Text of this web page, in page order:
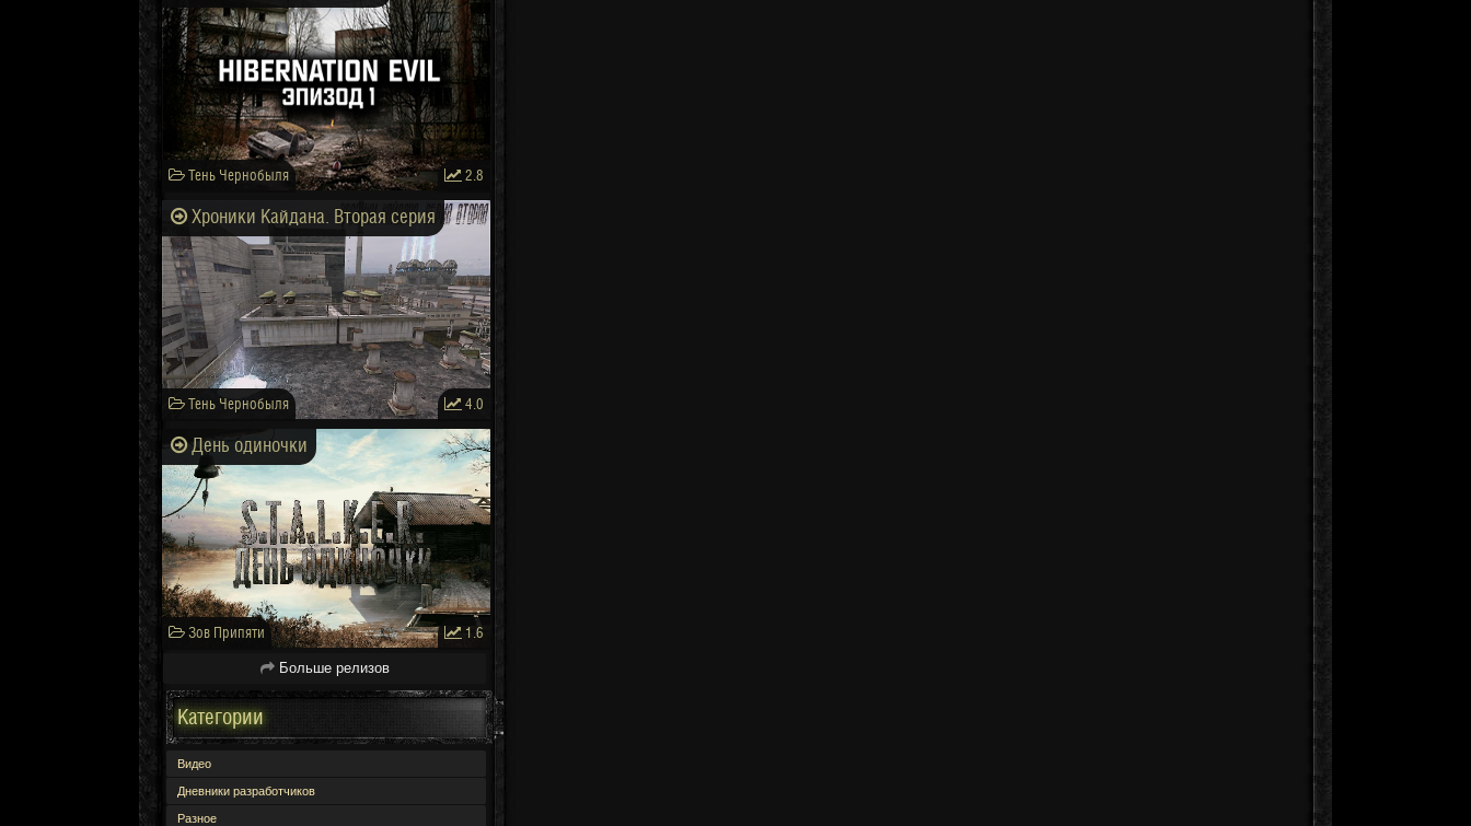
Тень Чернобыля 2.8
Хроники Кайдана. Вторая серия
Тень Чернобыля 4.0
День одиночки
Зов Припяти 1.6
Больше релизов
Категории
Видео
Дневники разработчиков
Разное